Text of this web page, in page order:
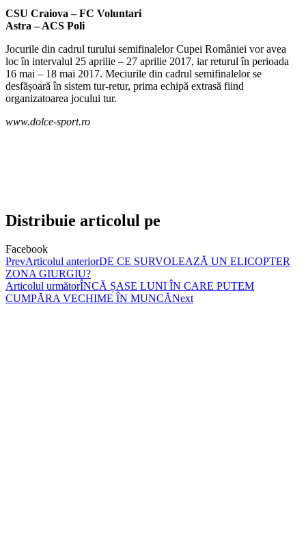
CSU Craiova – FC Voluntari
Astra – ACS Poli
Jocurile din cadrul turului semifinalelor Cupei României vor avea
loc în intervalul 25 aprilie – 27 aprilie 2017, iar returul în perioada
16 mai – 18 mai 2017. Meciurile din cadrul semifinalelor se
desfășoară în sistem tur-retur, prima echipă extrasă fiind
organizatoarea jocului tur.
www.dolce-sport.ro
Distribuie articolul pe
Facebook
PrevArticolul anteriorDE CE SURVOLEAZĂ UN ELICOPTER
ZONA GIURGIU?
Articolul următorÎNCĂ ȘASE LUNI ÎN CARE PUTEM
CUMPĂRA VECHIME ÎN MUNCĂNext